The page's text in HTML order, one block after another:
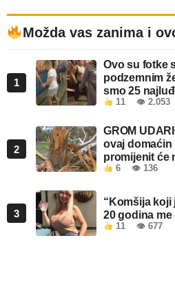
Možda vas zanima i
1
Ovo su fotke
podzemnim
smo 25
11 👁 2.053
2
GROM
ovaj domaćin
promijenit će
6 👁 136
3
“Komšija koji
20 godina
11 👁 677